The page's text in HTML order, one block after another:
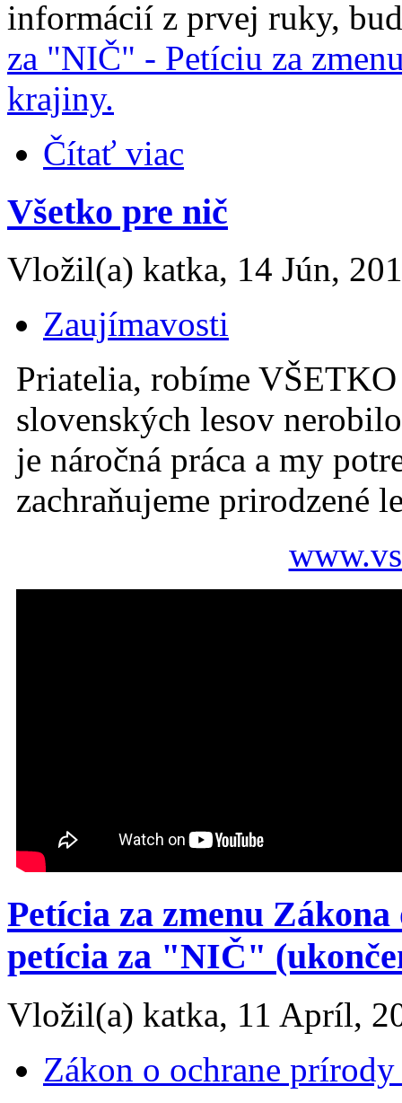
informácií z prvej ruky,
za "NIČ" - Petíciu za
krajiny.
Čítať viac
Všetko pre nič
Vložil(a) katka, 14 Jún,
Zaujímavosti
Priatelia, robíme
slovenských lesov
je náročná práca a my
zachraňujeme prirodzené
Petícia za zmenu
petícia za "NIČ"
Vložil(a) katka, 11 Apríl,
Zákon o ochrane